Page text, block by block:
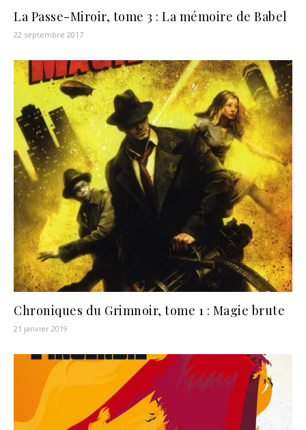
La Passe-Miroir, tome 3 : La mémoire de Babel
22 septembre 2017
Chroniques du Grimnoir, tome 1 : Magie brute
21 janvier 2019